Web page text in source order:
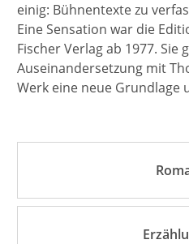
einig: Bühnentexte zu
Eine Sensation war die
Fischer Verlag ab 1977. Sie
Auseinandersetzung mit
Werk eine neue Grundlage